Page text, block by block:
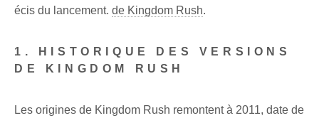
écis du lancement. de Kingdom Rush.
1. HISTORIQUE DES VERSIONS
DE KINGDOM RUSH
Les origines de Kingdom Rush remontent à 2011, date de